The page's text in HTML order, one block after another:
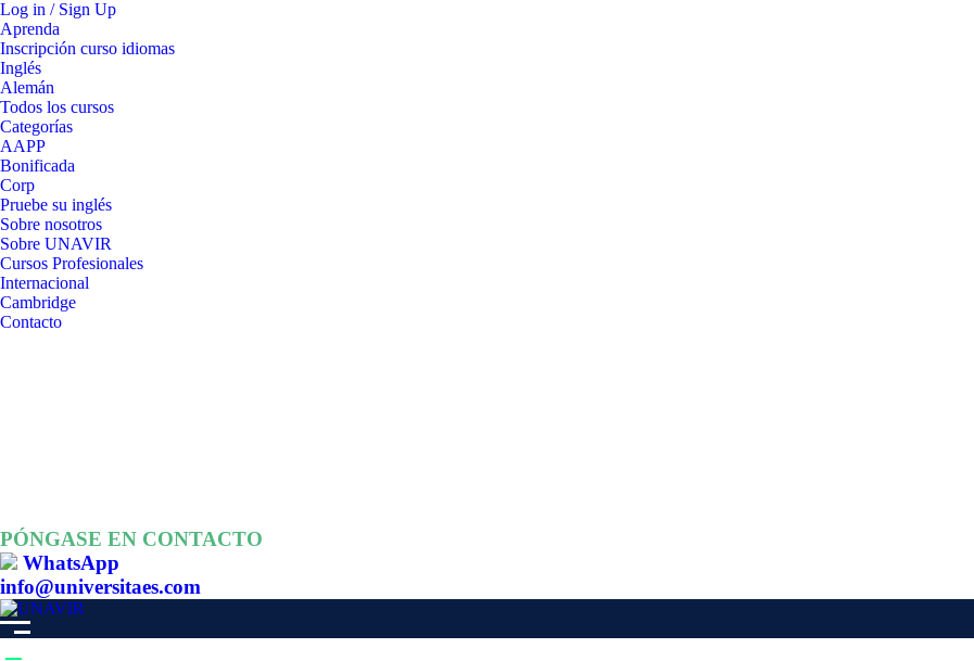
Log in / Sign Up
Aprenda
Inscripción curso idiomas
Inglés
Alemán
Todos los cursos
Categorías
AAPP
Bonificada
Corp
Pruebe su inglés
Sobre nosotros
Sobre UNAVIR
Cursos Profesionales
Internacional
Cambridge
Contacto
PÓNGASE EN CONTACTO
WhatsApp
info@universitaes.com